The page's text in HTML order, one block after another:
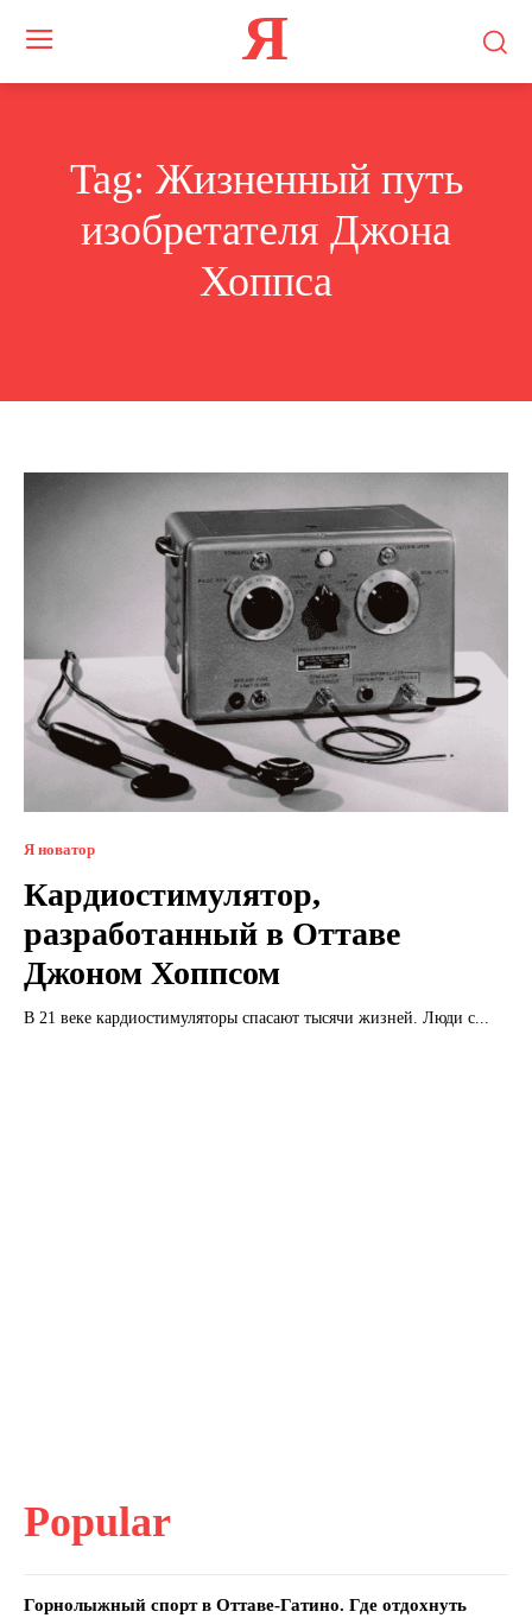
Я
Tag: Жизненный путь
изобретателя Джона
Хоппса
Я новатор
Кардиостимулятор,
разработанный в Оттаве
Джоном Хоппсом
В 21 веке кардиостимуляторы спасают тысячи жизней. Люди с...
Popular
Горнолыжный спорт в Оттаве-Гатино. Где отдохнуть